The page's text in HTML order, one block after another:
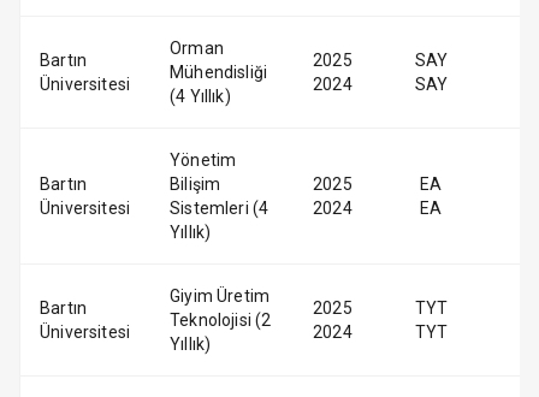
Bartın
Üniversitesi
Orman
Mühendisliği
(4 Yıllık)
2025
2024
SAY
SAY
Bartın
Üniversitesi
Yönetim
Bilişim
Sistemleri (4
Yıllık)
2025
2024
EA
EA
Bartın
Üniversitesi
Giyim Üretim
Teknolojisi (2
Yıllık)
2025
2024
TYT
TYT